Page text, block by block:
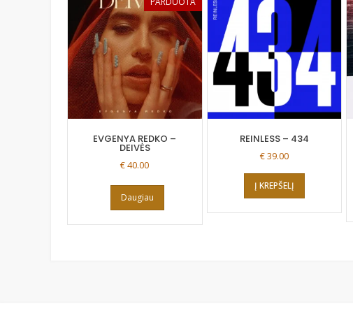
EVGENYA REDKO –
DEIVĖS
€40.00
Daugiau
REINLESS ‎– 434
€39.00
Į KREPŠELĮ